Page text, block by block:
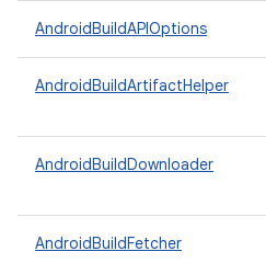
AndroidBuildAPIOptions
AndroidBuildArtifactHelper
AndroidBuildDownloader
AndroidBuildFetcher